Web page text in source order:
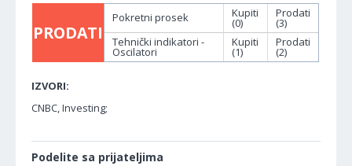
PRODATI
Pokretni prosek Kupiti
(0)
Prodati
(3)
Tehnički indikatori -
Oscilatori
Kupiti
(1)
Prodati
(2)
IZVORI:
CNBC, Investing;
Podelite sa prijateljima